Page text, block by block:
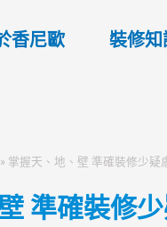
香尼歐 裝修知
» 掌握天、地、壁 準確裝修少疑
準確裝修